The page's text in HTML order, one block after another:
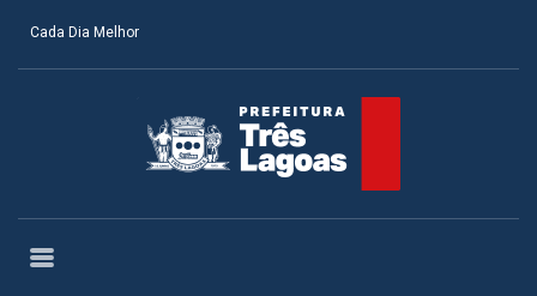
Cada Dia Melhor